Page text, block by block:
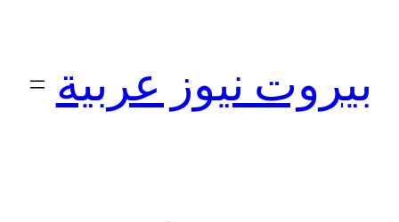
بيروت نيوز عربية